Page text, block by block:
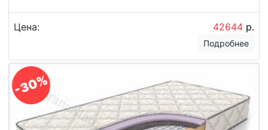
Цена: 42644 р.
Подробнее
-30%